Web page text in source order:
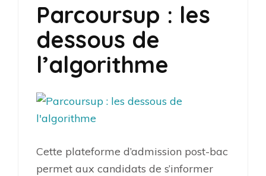
Parcoursup : les
dessous de
l’algorithme
Cette plateforme d’admission post-bac
permet aux candidats de s’informer